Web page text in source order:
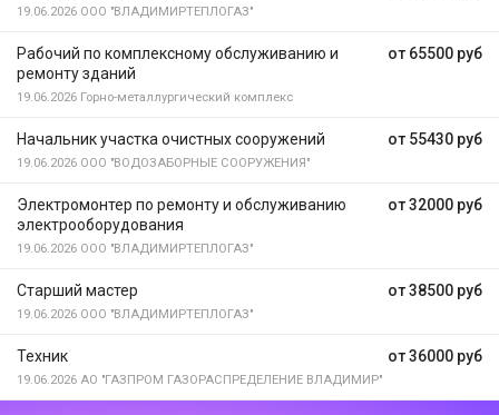
19.06.2026 ООО "ВЛАДИМИРТЕПЛОГАЗ"
от 65500 руб
Рабочий по комплексному обслуживанию и
ремонту зданий
19.06.2026 Горно-металлургический комплекс
от 55430 руб
Начальник участка очистных сооружений
19.06.2026 ООО "ВОДОЗАБОРНЫЕ СООРУЖЕНИЯ"
от 32000 руб
Электромонтер по ремонту и обслуживанию
электрооборудования
19.06.2026 ООО "ВЛАДИМИРТЕПЛОГАЗ"
от 38500 руб
Старший мастер
19.06.2026 ООО "ВЛАДИМИРТЕПЛОГАЗ"
от 36000 руб
Техник
19.06.2026 АО "ГАЗПРОМ ГАЗОРАСПРЕДЕЛЕНИЕ ВЛАДИМИР"